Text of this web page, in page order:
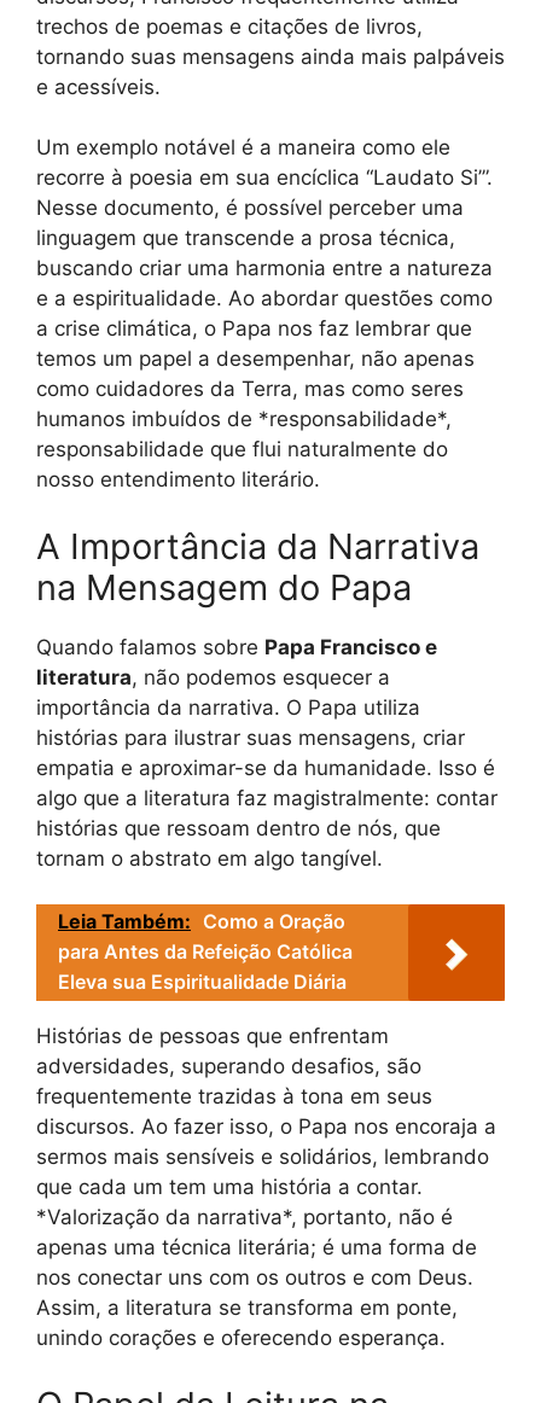
trechos de poemas e citações de livros,
tornando suas mensagens ainda mais palpáveis
e acessíveis.
Um exemplo notável é a maneira como ele
recorre à poesia em sua encíclica “Laudato Si’”.
Nesse documento, é possível perceber uma
linguagem que transcende a prosa técnica,
buscando criar uma harmonia entre a natureza
e a espiritualidade. Ao abordar questões como
a crise climática, o Papa nos faz lembrar que
temos um papel a desempenhar, não apenas
como cuidadores da Terra, mas como seres
humanos imbuídos de *responsabilidade*,
responsabilidade que flui naturalmente do
nosso entendimento literário.
A Importância da Narrativa
na Mensagem do Papa
Quando falamos sobre Papa Francisco e
literatura, não podemos esquecer a
importância da narrativa. O Papa utiliza
histórias para ilustrar suas mensagens, criar
empatia e aproximar-se da humanidade. Isso é
algo que a literatura faz magistralmente: contar
histórias que ressoam dentro de nós, que
tornam o abstrato em algo tangível.
Leia Também: Como a Oração
para Antes da Refeição Católica
Eleva sua Espiritualidade Diária
Histórias de pessoas que enfrentam
adversidades, superando desafios, são
frequentemente trazidas à tona em seus
discursos. Ao fazer isso, o Papa nos encoraja a
sermos mais sensíveis e solidários, lembrando
que cada um tem uma história a contar.
*Valorização da narrativa*, portanto, não é
apenas uma técnica literária; é uma forma de
nos conectar uns com os outros e com Deus.
Assim, a literatura se transforma em ponte,
unindo corações e oferecendo esperança.